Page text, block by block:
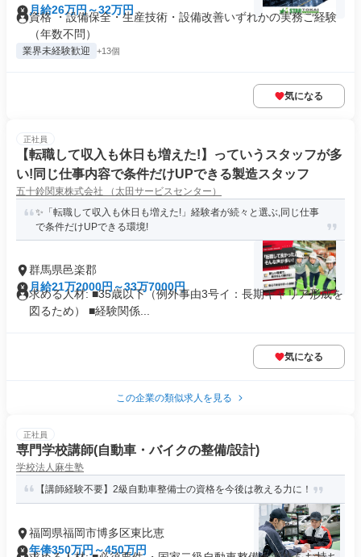
月給26万円～32万円
資格 ・設備保全・生産技術・設備改善いずれかの実務ご経験
（年数不問）
業界未経験歓迎 +13個
気になる
正社員
【転職して収入も休日も増えた!】っていうスタッフが多
い!同じ仕事内容で条件だけUPできる製造スタッフ
五十鈴関東株式会社 （太田サービスセンター）
✨「転職して収入も休日も増えた!」経験者が続々と選ぶ,同じ仕事
で条件だけUPできる環境!
群馬県邑楽郡
月給21万2000円～33万7000円
求める人材: ■35歳以下（例外事由3号イ：長期キャリア形成を
図るため） ■経験関係...
気になる
この企業の類似求人を見る
正社員
専門学校講師(自動車・バイクの整備/設計)
学校法人麻生塾
【講師経験不要】2級自動車整備士の資格を今後は教える力に！
福岡県福岡市博多区東比恵
年俸350万円～450万円